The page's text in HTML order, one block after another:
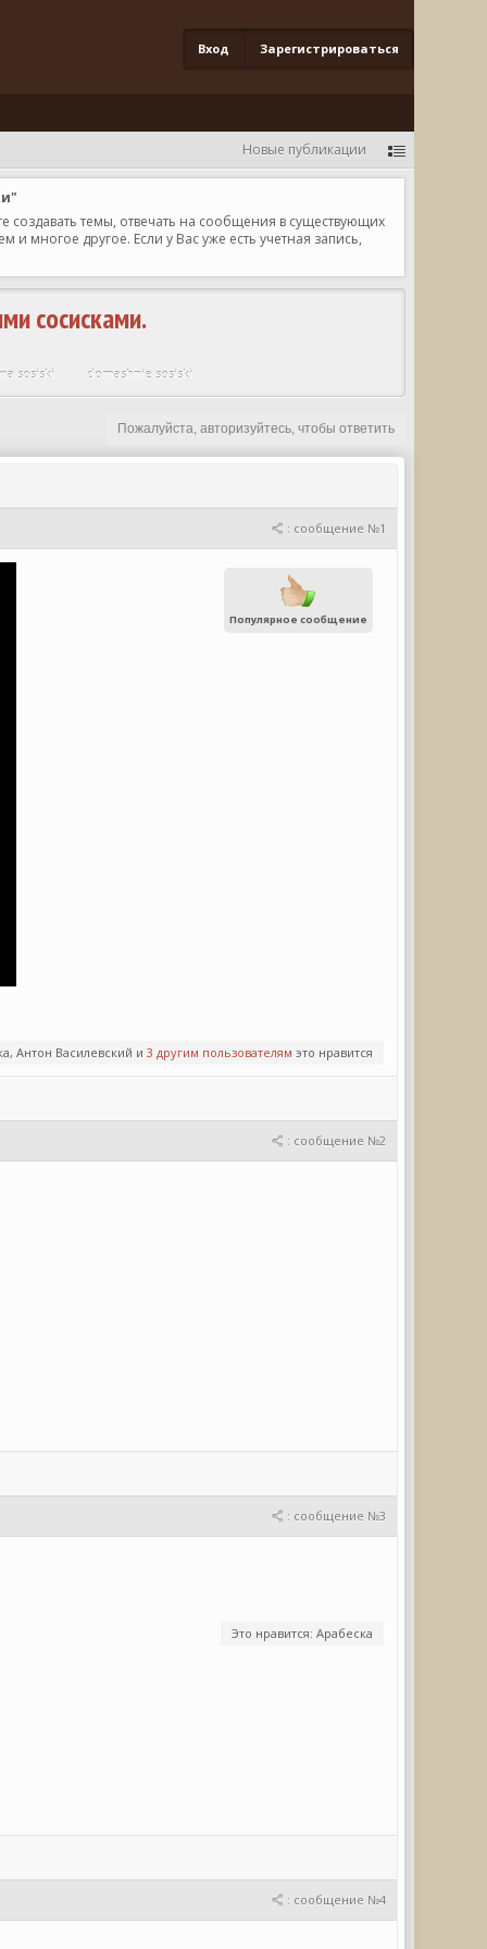
Вход Зарегистрироваться
Новые публикации
создавать темы, отвечать на сообщения в существующих
многое другое. Если у Вас уже есть учетная запись,
сосисками.
sosiski domashnie sosiski
Пожалуйста, авторизуйтесь, чтобы ответить
: сообщение №1
Популярное сообщение
Антон Василевский и 3 другим пользователям это нравится
: сообщение №2
: сообщение №3
Это нравится: Арабеска
: сообщение №4